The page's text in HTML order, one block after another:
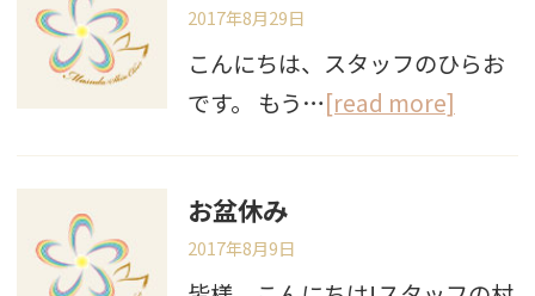
2017年8月29日
こんにちは、スタッフのひらお
です。 もう…[read more]
お盆休み
2017年8月9日